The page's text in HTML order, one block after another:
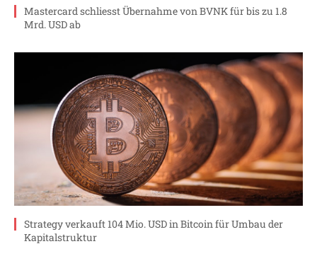
Mastercard schliesst Übernahme von BVNK für bis zu 1.8
Mrd. USD ab
Strategy verkauft 104 Mio. USD in Bitcoin für Umbau der
Kapitalstruktur